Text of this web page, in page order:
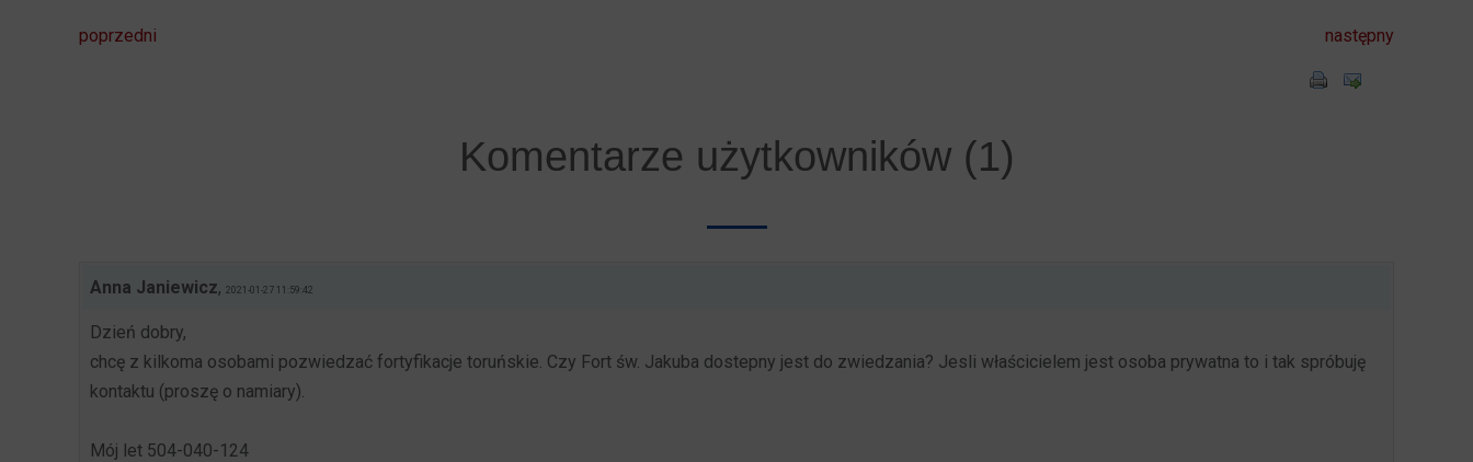
poprzedni następny
Komentarze użytkowników (1)
Anna Janiewicz, 2021-01-27 11:59:42
Dzień dobry,
chcę z kilkoma osobami pozwiedzać fortyfikacje toruńskie. Czy Fort św. Jakuba dostepny jest do zwiedzania? Jesli właścicielem jest osoba prywatna to i tak spróbuję
kontaktu (proszę o namiary).
Mój let 504-040-124